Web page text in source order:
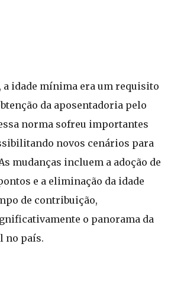
a idade mínima era um requisito
da aposentadoria pelo
norma sofreu importantes
novos cenários para
mudanças incluem a adoção de
e a eliminação da idade
de contribuição,
o panorama da
no país.